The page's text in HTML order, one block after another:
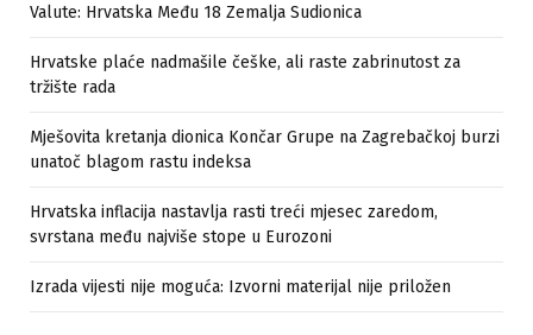
Valute: Hrvatska Među 18 Zemalja Sudionica
Hrvatske plaće nadmašile češke, ali raste zabrinutost za
tržište rada
Mješovita kretanja dionica Končar Grupe na Zagrebačkoj burzi
unatoč blagom rastu indeksa
Hrvatska inflacija nastavlja rasti treći mjesec zaredom,
svrstana među najviše stope u Eurozoni
Izrada vijesti nije moguća: Izvorni materijal nije priložen